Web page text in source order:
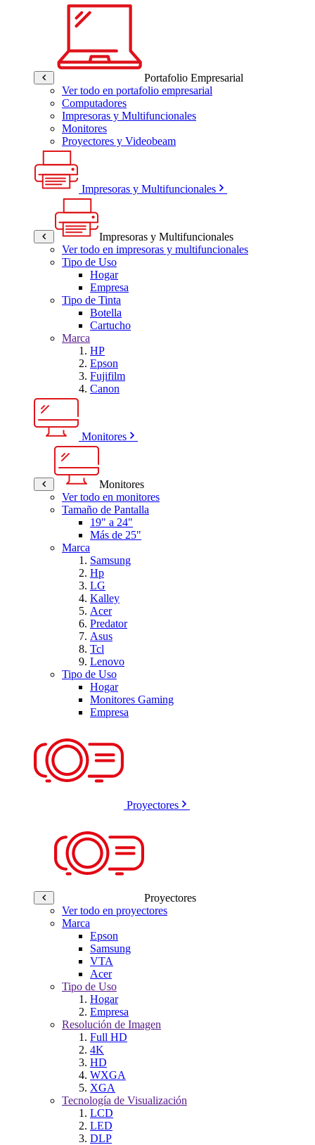
Portafolio Empresarial
Ver todo en portafolio empresarial
Computadores
Impresoras y Multifuncionales
Monitores
Proyectores y Videobeam
Impresoras y Multifuncionales
Impresoras y Multifuncionales
Ver todo en impresoras y multifuncionales
Tipo de Uso
Hogar
Empresa
Tipo de Tinta
Botella
Cartucho
Marca
HP
Epson
Fujifilm
Canon
Monitores
Monitores
Ver todo en monitores
Tamaño de Pantalla
19" a 24"
Más de 25"
Marca
Samsung
Hp
LG
Kalley
Acer
Predator
Asus
Tcl
Lenovo
Tipo de Uso
Hogar
Monitores Gaming
Empresa
Proyectores
Proyectores
Ver todo en proyectores
Marca
Epson
Samsung
VTA
Acer
Tipo de Uso
Hogar
Empresa
Resolución de Imagen
Full HD
4K
HD
WXGA
XGA
Tecnología de Visualización
LCD
LED
DLP